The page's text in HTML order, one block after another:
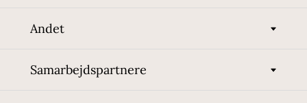
Andet
Samarbejdspartnere